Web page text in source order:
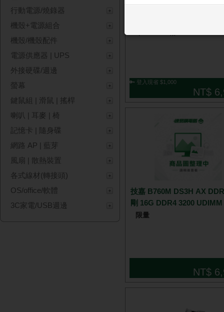
行動電源/燒錄器
機殼+電源組合
機殼/機殼配件
電源供應器 | UPS
外接硬碟/週邊
螢幕
鍵鼠組 | 滑鼠 | 搖桿
喇叭 | 耳麥 | 椅
記憶卡 | 隨身碟
網路 AP | 藍芽
風扇 | 散熱裝置
各式線材(轉接頭)
OS/office/軟體
3C家電/USB週邊
🔑 登入現省 $1,000
NT$
技嘉 B760M DS3H AX
剛 16G DDR4 3200 UDIMM
限量
NT$